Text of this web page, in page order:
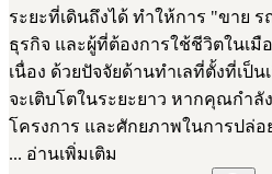
ระยะที่เดินถึงได้ ทำให้การ "ขาย
ธุรกิจ และผู้ที่ต้องการใช้ชีวิตในเ
เนื่อง ด้วยปัจจัยด้านทำเลที่ตั้งที่เ
จะเติบโตในระยะยาว หากคุณกำ
โครงการ และศักยภาพในการปล่
... อ่านเพิ่มเติม